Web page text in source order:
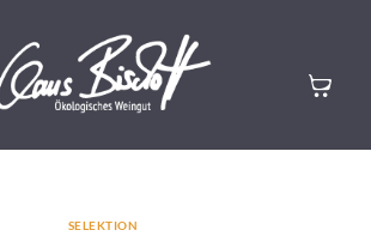
SELEKTION